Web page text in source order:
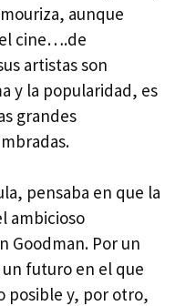
aunque
cine….de
artistas son
y la popularidad, es
grandes
pensaba en que la
ambicioso
Goodman. Por un
futuro en el que
posible y, por otro,